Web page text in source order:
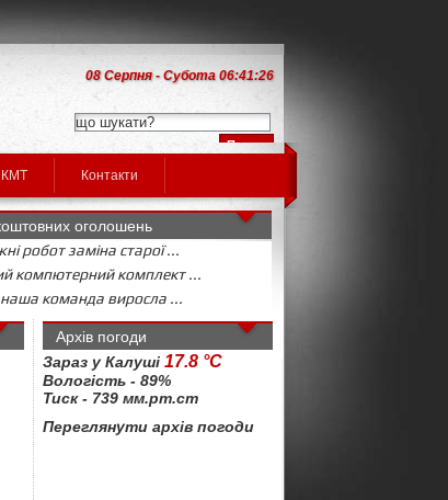
08 Серпня - Субота 06:41:27
КМТ Контакти
оголошень
робот заміна старої ...
компютерний комплект ...
наша команда виросла ...
Архів погоди
Зараз у Калуші 17.8 °C
Вологість - 89%
Тиск - 739 мм.рт.ст
Переглянути архів погоди